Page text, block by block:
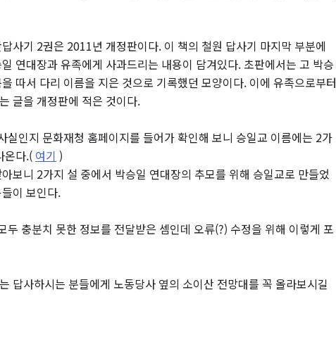
사기 2권은 2011년 개정판이다. 이 책의 철원 답사기 마지막 부분에
연대장과 유족에게 사과드리는 내용이 담겨있다. 초판에서는 고 박승
따서 다리 이름을 지은 것으로 기록했던 모양이다. 이에 유족으로부터
글을 개정판에 적은 것이다.
실인지 문화재청 홈페이지를 들어가 확인해 보니 승일교 이름에는 2가
온다.( 여기 )
보니 2가지 설 중에서 박승일 연대장의 추모를 위해 승일교로 만들었
이 보인다.
두 충분치 못한 정보를 전달받은 셈인데 오류(?) 수정을 위해 이렇게 포
답사하시는 분들에게 노동당사 옆의 소이산 전망대를 꼭 올라보시길